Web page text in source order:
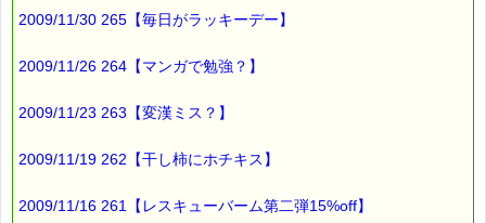
こんなところに (゜◇゜)
原稿用紙３枚に
それは、
2009/11/30 265【毎日がラッキーデー】
2009/11/26 264【マンガで勉強？】
2009/11/23 263【変漢ミス？】
2009/11/19 262【干し柿にホチキス】
2009/11/16 261【レスキューバーム第二弾15%off】